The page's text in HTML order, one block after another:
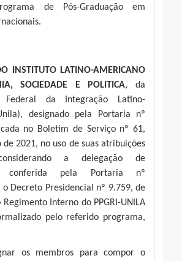
de Pós-Graduação em
INSTITUTO LATINO-AMERICANO
SOCIEDADE E POLITICA, da
Federal da Integração Latino-
designado pela Portaria nº
no Boletim de Serviço nº 61,
2021, no uso de suas atribuições
a delegação de
conferida pela Portaria nº
Decreto Presidencial nº 9.759, de
Interno do PPGRI-UNILA
pelo referido programa,
os membros para compor o